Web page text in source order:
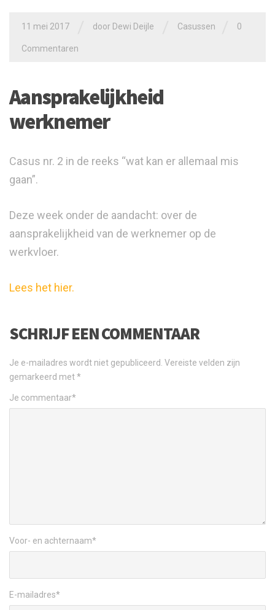
11 mei 2017 door Dewi Deijle Casussen 0
Commentaren
Aansprakelijkheid
werknemer
Casus nr. 2 in de reeks “wat kan er allemaal mis
gaan”.
Deze week onder de aandacht: over de
aansprakelijkheid van de werknemer op de
werkvloer.
Lees het hier.
SCHRIJF EEN COMMENTAAR
Je e-mailadres wordt niet gepubliceerd. Vereiste velden zijn
gemarkeerd met*
Je commentaar*
Voor- en achternaam*
E-mailadres*